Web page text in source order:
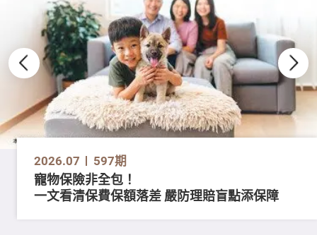
2026.07 597期
寵物保險非全包！
一文看清保費保額落差 嚴防理賠盲點添保障